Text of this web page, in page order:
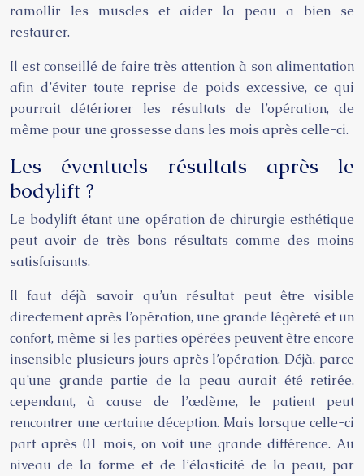
ramollir les muscles et aider la peau a bien se
restaurer.
Il est conseillé de faire très attention à son alimentation
afin d’éviter toute reprise de poids excessive, ce qui
pourrait détériorer les résultats de l’opération, de
même pour une grossesse dans les mois après celle-ci.
Les éventuels résultats après le
bodylift ?
Le bodylift étant une opération de chirurgie esthétique
peut avoir de très bons résultats comme des moins
satisfaisants.
Il faut déjà savoir qu’un résultat peut être visible
directement après l’opération, une grande légèreté et un
confort, même si les parties opérées peuvent être encore
insensible plusieurs jours après l’opération. Déjà, parce
qu’une grande partie de la peau aurait été retirée,
cependant, à cause de l’œdème, le patient peut
rencontrer une certaine déception. Mais lorsque celle-ci
part après 01 mois, on voit une grande différence. Au
niveau de la forme et de l’élasticité de la peau, par